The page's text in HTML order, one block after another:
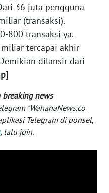
36 juta pengguna
(transaksi).
800 transaksi ya.
tercapai akhir
dilansir dari
breaking news
"WahanaNews.co
Telegram di ponsel,
, lalu join.